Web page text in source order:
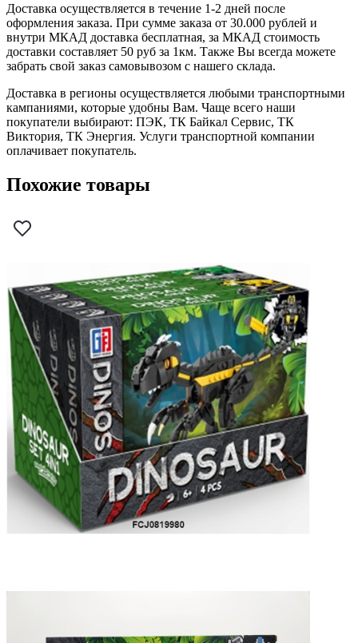
Доставка осуществляется в течение 1-2 дней после
оформления заказа. При сумме заказа от 30.000 рублей и
внутри МКАД доставка бесплатная, за МКАД стоимость
доставки составляет 50 руб за 1км. Также Вы всегда можете
забрать свой заказ самовывозом с нашего склада.
Доставка в регионы осуществляется любыми транспортными
кампаниями, которые удобны Вам. Чаще всего наши
покупатели выбирают: ПЭК, ТК Байкал Сервис, ТК
Виктория, ТК Энергия. Услуги транспортной компании
оплачивает покупатель.
Похожие товары